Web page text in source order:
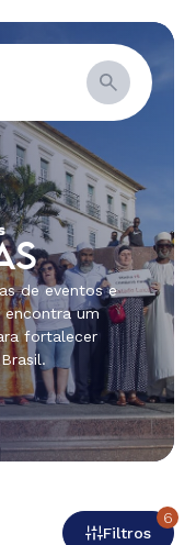
de eventos e
encontra um
fortalecer
Filtros
6